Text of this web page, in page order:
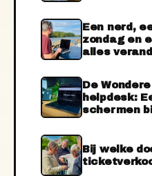
Een nerd,
zondag en
alles
De
helpdesk:
schermen
Bij welke